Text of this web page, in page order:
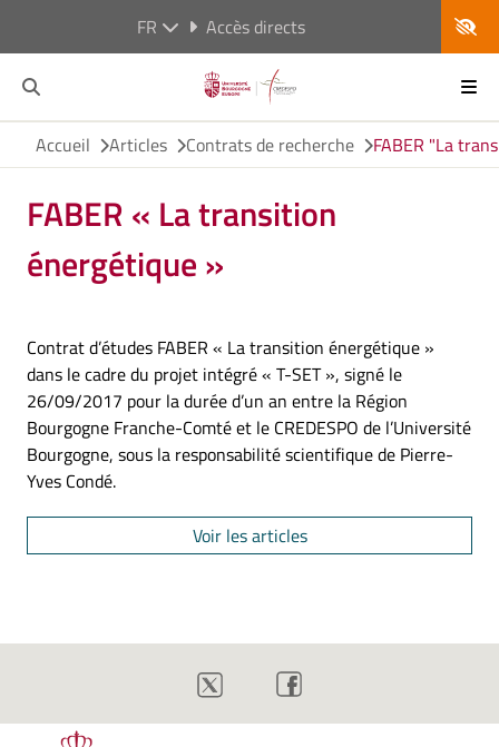
FR Accès directs
Accueil Articles Contrats de recherche FABER "La
FABER « La transition
énergétique »
Contrat d’études FABER « La transition énergétique »
dans le cadre du projet intégré « T-SET », signé le
26/09/2017 pour la durée d’un an entre la Région
Bourgogne Franche-Comté et le CREDESPO de l’Université
Bourgogne, sous la responsabilité scientifique de Pierre-
Yves Condé.
Voir les articles